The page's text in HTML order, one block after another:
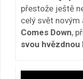
přestože ještě
celý svět novým
Comes Down,
svou hvězdnou